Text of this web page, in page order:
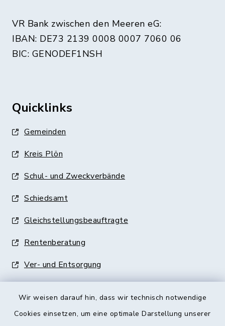
Wir weisen darauf hin, dass wir technisch notwendige
Cookies einsetzen, um eine optimale Darstellung unserer
VR Bank zwischen den Meeren eG:
IBAN: DE73 2139 0008 0007 7060 06
BIC: GENODEF1NSH
Quicklinks
Gemeinden
Kreis Plön
Schul- und Zweckverbände
Schiedsamt
Gleichstellungsbeauftragte
Rentenberatung
Ver- und Entsorgung